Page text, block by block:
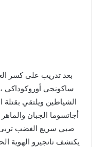
بعد تدريب على كسر
ساكونجي أوروكوداكي ،
الشياطين ويلتقي
أجاتسوما الجبان
صبي سريع الغضب تربى
يكتشف تانجيرو الهوية